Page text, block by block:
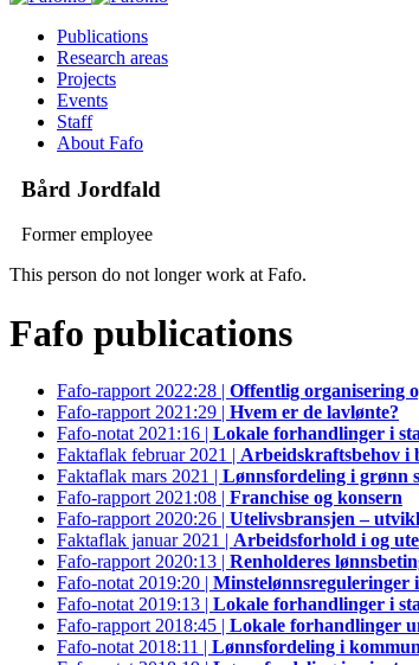
Publications
Research areas
Projects
Events
Staff
About Fafo
Bård Jordfald
Former employee
This person do not longer work at Fafo.
Fafo publications
Fafo-rapport 2022:28 | Offentlig organisering
Fafo-rapport 2021:29 | Hvem er de lavlønte?
Fafo-notat 2021:16 | Lokale forhandlinger i
Faktaflak februar 2021 | Arbeidskraftsbehov i
Faktaflak mars 2021 | Lønnsfordeling i grønn
Fafo-rapport 2021:08 | Franchise og konsern
Fafo-rapport 2020:26 | Utelivsbransjen –
Faktaflak januar 2021 | Arbeidsforhold i og
Fafo-rapport 2020:13 | Renholderes
Fafo-notat 2019:20 | Minstelønnsreguleringer
Fafo-notat 2019:13 | Lokale forhandlinger i
Fafo-rapport 2018:45 | Lokale forhandlinger
Fafo-notat 2018:11 | Lønnsfordeling i